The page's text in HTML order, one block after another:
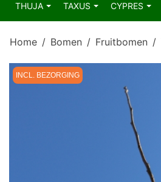
THUJA TAXUS CYPRES
Home Bomen Fruitbomen
INCL. BEZORGING